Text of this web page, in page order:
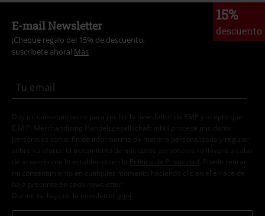
15%
descuento
E-mail Newsletter
¡Cheque regalo del 15% de descuento,
suscríbete ahora! Más
Doy mi consentimiento para recibir la newsletter de EMP y acepto que
E.M.P. Merchandising Handelsgesellschaft mbH procese mis datos
personales con el fin de informarme de manera personalizada y regular
sobre su oferta. El tratamiento de mis datos personales se llevará a cabo
de acuerdo con lo establecido en la
Política de Privacidad . Puedo retirar
mi consentimiento en cualquier momento haciendo clic en el enlace de
baja presente en cada newsletter.
Darme de baja de la newsletter
aquí